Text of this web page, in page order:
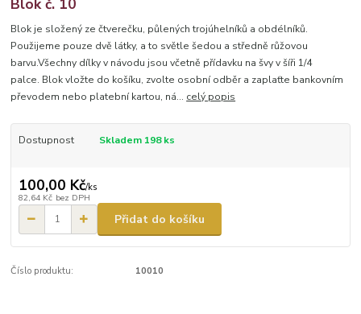
Blok č. 10
Blok je složený ze čtverečku, půlených trojúhelníků a obdélníků.
Použijeme pouze dvě látky, a to světle šedou a středně růžovou
barvu.Všechny dílky v návodu jsou včetně přídavku na švy v šíři 1/4
palce. Blok vložte do košíku, zvolte osobní odběr a zaplaťte bankovním
převodem nebo platební kartou, ná... celý popis
Dostupnost Skladem 198 ks
100,00 Kč/ks
82,64 Kč bez DPH
Přidat do košíku
Číslo produktu: 10010